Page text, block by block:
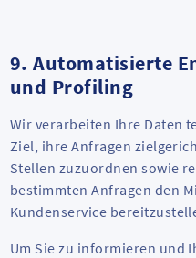
9. Automatisierte
und Profiling
Wir verarbeiten Ihre Daten
Ziel, ihre Anfragen
Stellen zuzuordnen sowie
bestimmten Anfragen den
Kundenservice
Um Sie zu informieren und